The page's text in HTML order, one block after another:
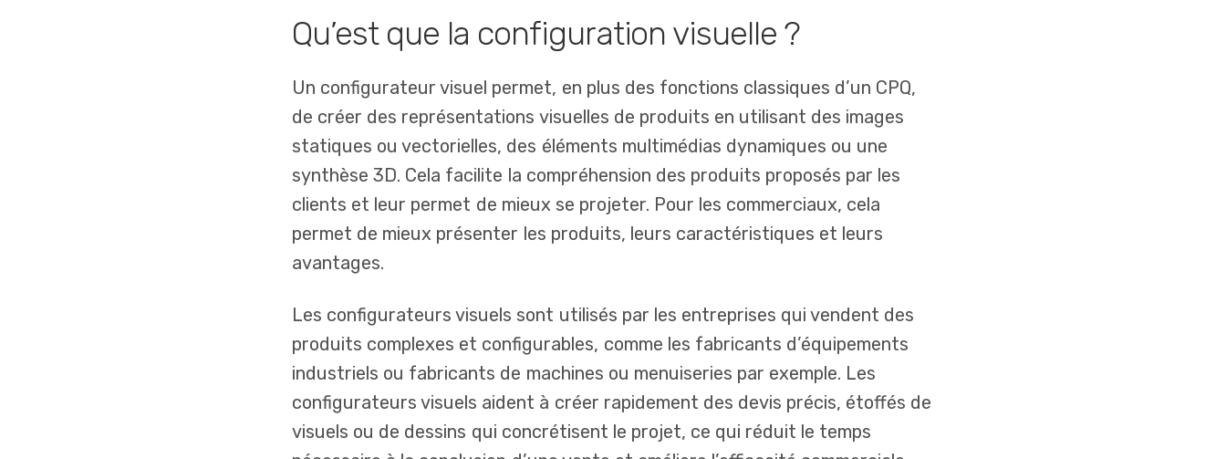
Qu’est que la configuration visuelle ?
Un configurateur visuel permet, en plus des fonctions classiques d’un CPQ,
de créer des représentations visuelles de produits en utilisant des images
statiques ou vectorielles, des éléments multimédias dynamiques ou une
synthèse 3D. Cela facilite la compréhension des produits proposés par les
clients et leur permet de mieux se projeter. Pour les commerciaux, cela
permet de mieux présenter les produits, leurs caractéristiques et leurs
avantages.
Les configurateurs visuels sont utilisés par les entreprises qui vendent des
produits complexes et configurables, comme les fabricants d’équipements
industriels ou fabricants de machines ou menuiseries par exemple. Les
configurateurs visuels aident à créer rapidement des devis précis, étoffés de
visuels ou de dessins qui concrétisent le projet, ce qui réduit le temps